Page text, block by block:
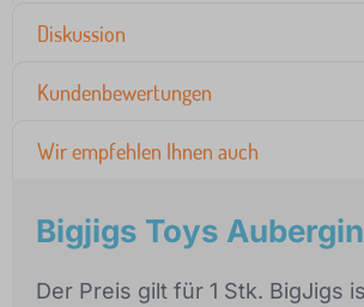
Diskussion
Kundenbewertungen
Wir empfehlen Ihnen auch
Bigjigs Toys
Der Preis gilt für 1 Stk. BigJigs